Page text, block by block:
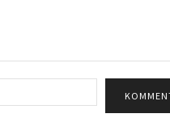
Mail:*